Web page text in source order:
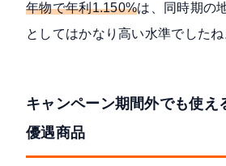
年物で年利1.150%は、同時期の
としてはかなり高い水準でしたね
キャンペーン期間外でも使え
優遇商品